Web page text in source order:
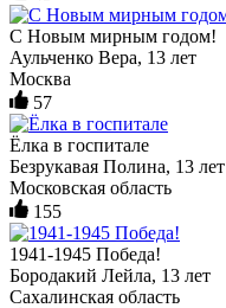
С Новым мирным годом!
Аульченко Вера, 13 лет
Москва
57
Ёлка в госпитале
Безрукавая Полина, 13 лет
Московская область
155
1941-1945 Победа!
Бородакий Лейла, 13 лет
Сахалинская область